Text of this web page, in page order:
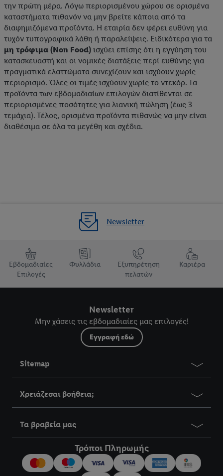
την πρώτη μέρα. Λόγω περιορισμένου χώρου σε ορισμένα
καταστήματα πιθανόν να μην βρείτε κάποια από τα
διαφημιζόμενα προϊόντα. Η εταιρία δεν φέρει ευθύνη για
τυχόν τυπογραφικά λάθη ή παραλείψεις. Ειδικότερα για τα
μη τρόφιμα (Non Food) ισχύει επίσης ότι η εγγύηση του
κατασκευαστή και οι νομικές διατάξεις περί ευθύνης για
πραγματικά ελαττώματα συνεχίζουν και ισχύουν χωρίς
περιορισμό. Όλες οι τιμές ισχύουν χωρίς το ντεκόρ. Τα
προϊόντα των εβδομαδιαίων επιλογών διατίθενται σε
περιορισμένες ποσότητες για λιανική πώληση (έως 3
τεμάχια). Τέλος, ορισμένα προϊόντα πιθανώς να μην είναι
διαθέσιμα σε όλα τα μεγέθη και σχέδια.
Newsletter
Εβδομαδιαίες
Επιλογές
Φυλλάδια
Εξυπηρέτηση
πελατών
Καριέρα
Newsletter
Μην χάσεις τις εβδομαδιαίες μας επιλογές!
Εγγραφή εδώ
Sitemap
Χρειάζεσαι βοήθεια;
Τα βραβεία μας
Τρόποι Πληρωμής